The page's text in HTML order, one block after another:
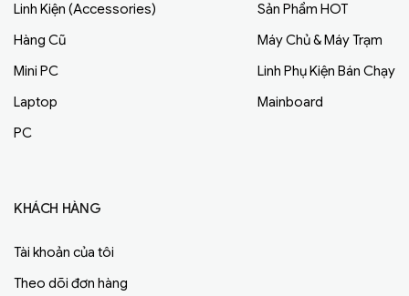
Linh Kiện (Accessories)
Hàng Cũ
Mini PC
Laptop
PC
Sản Phẩm HOT
Máy Chủ & Máy Trạm
Linh Phụ Kiện Bán Chạy
Mainboard
KHÁCH HÀNG
Tài khoản của tôi
Theo dõi đơn hàng